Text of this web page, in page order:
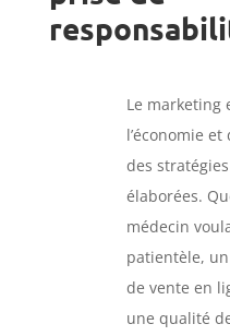
Le marketing
l’économie
des
élaborées.
médecin
patientèle,
de vente en
une qualité